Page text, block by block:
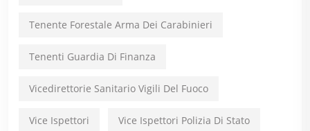
Tenente Forestale Arma Dei Carabinieri
Tenenti Guardia Di Finanza
Vicedirettorie Sanitario Vigili Del Fuoco
Vice Ispettori Vice Ispettori Polizia Di Stato